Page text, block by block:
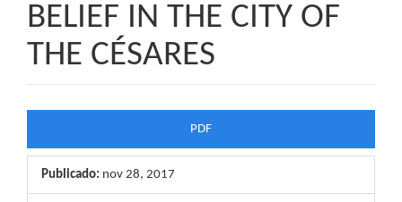
BELIEF IN THE CITY OF
THE CÉSARES
lateral
del
PDF
Publicado: nov 28, 2017